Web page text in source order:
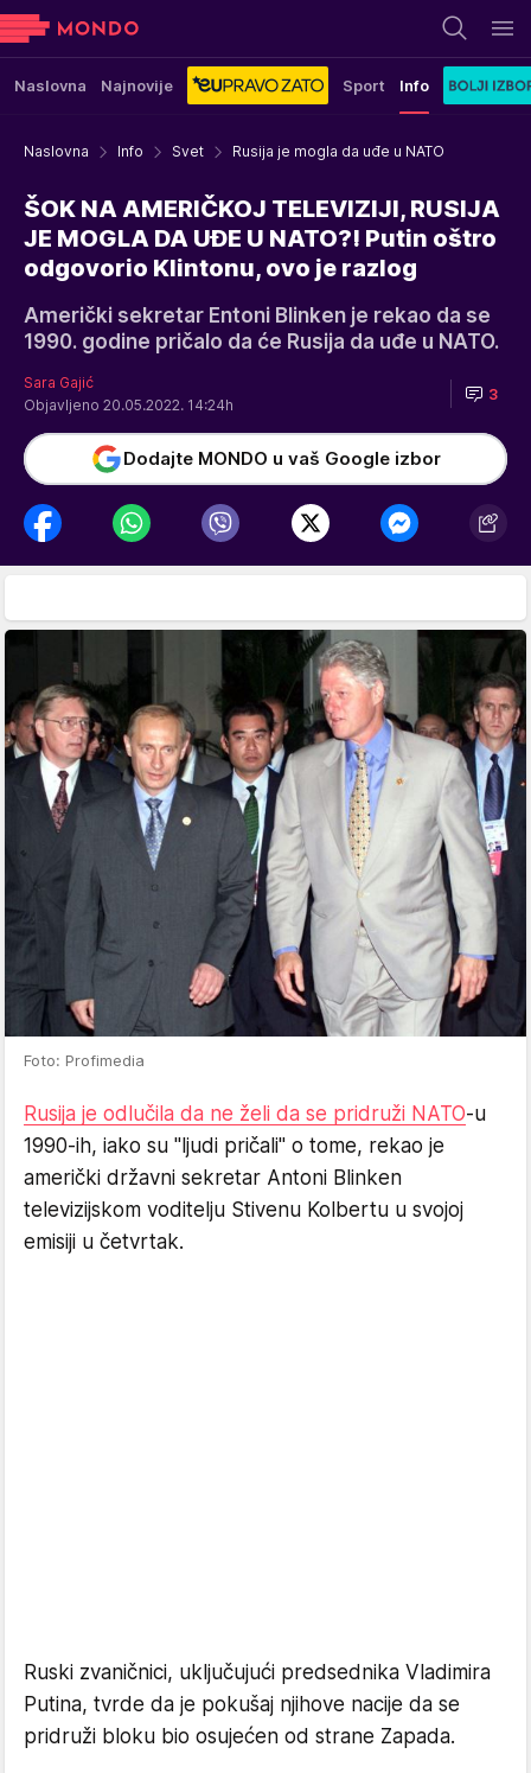
Naslovna Najnovije Sport Info
Naslovna Info Svet Rusija je mogla da uđe u NATO
ŠOK NA AMERIČKOJ TELEVIZIJI, RUSIJA
JE MOGLA DA UĐE U NATO?! Putin oštro
odgovorio Klintonu, ovo je razlog
Američki sekretar Entoni Blinken je rekao da se
1990. godine pričalo da će Rusija da uđe u NATO.
Sara Gajić
Objavljeno 20.05.2022. 14:24h
3
Dodajte MONDO u vaš Google izbor
Foto: Profimedia
Rusija je odlučila da ne želi da se pridruži NATO-u
1990-ih, iako su "ljudi pričali" o tome, rekao je
američki državni sekretar Antoni Blinken
televizijskom voditelju Stivenu Kolbertu u svojoj
emisiji u četvrtak.
Ruski zvaničnici, uključujući predsednika Vladimira
Putina, tvrde da je pokušaj njihove nacije da se
pridruži bloku bio osujećen od strane Zapada.